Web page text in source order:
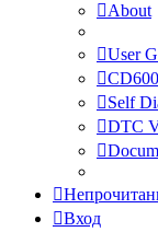
About
User
Self
DTC
Вход